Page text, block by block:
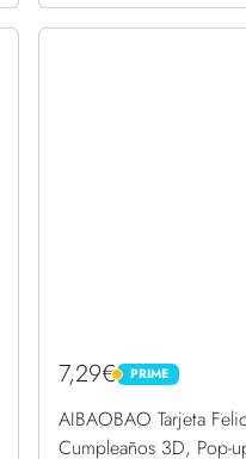
7,29€ PRIME
PRIME
AIBAOBAO Tarjeta
Cumpleaños 3D, Pop-